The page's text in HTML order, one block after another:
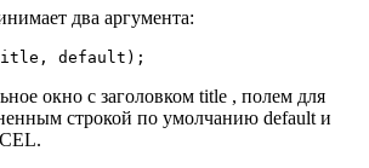
два аргумента:
default);
окно с заголовком title , полем для
строкой по умолчанию default и